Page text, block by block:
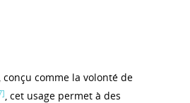
comme la volonté de
, cet usage permet à des